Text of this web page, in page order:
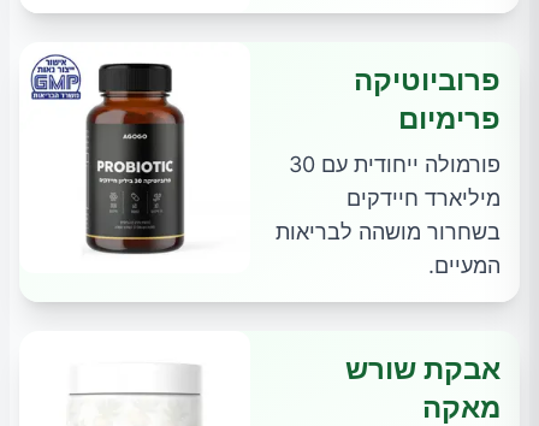
פרוביוטיקה
פרימיום
פורמולה ייחודית עם 30
מיליארד חיידקים
בשחרור מושהה לבריאות
המעיים.
אבקת שורש
מאקה